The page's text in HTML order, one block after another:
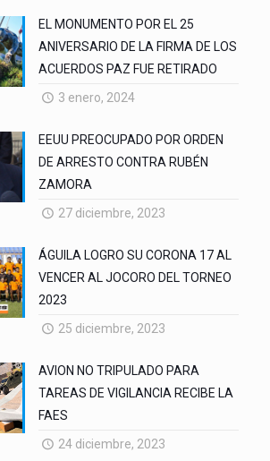
EL MONUMENTO POR EL 25
ANIVERSARIO DE LA FIRMA DE LOS
ACUERDOS PAZ FUE RETIRADO
3 enero, 2024
EEUU PREOCUPADO POR ORDEN
DE ARRESTO CONTRA RUBÉN
ZAMORA
27 diciembre, 2023
ÁGUILA LOGRO SU CORONA 17 AL
VENCER AL JOCORO DEL TORNEO
2023
25 diciembre, 2023
AVION NO TRIPULADO PARA
TAREAS DE VIGILANCIA RECIBE LA
FAES
24 diciembre, 2023